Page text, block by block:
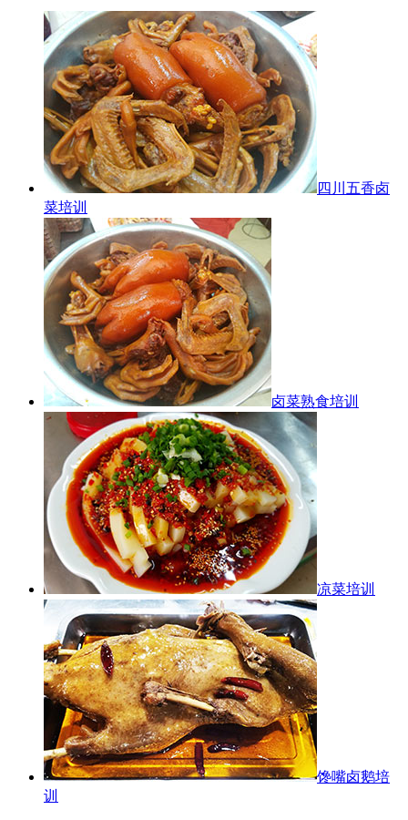
四川五香卤
菜培训
卤菜熟食培训
凉菜培训
馋嘴卤鹅培
训